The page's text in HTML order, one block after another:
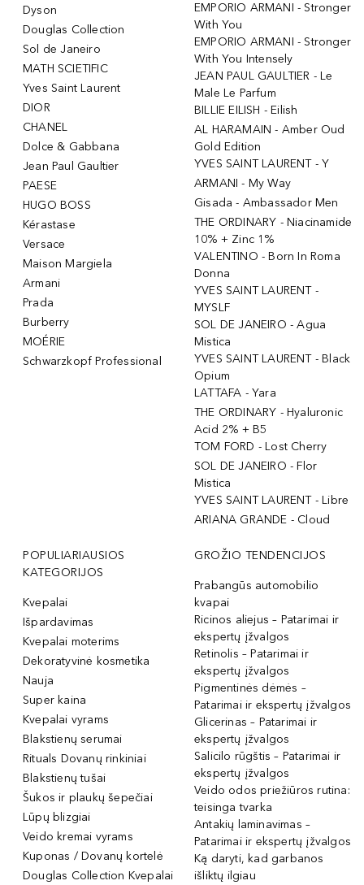
Dyson
Douglas Collection
Sol de Janeiro
MATH SCIETIFIC
Yves Saint Laurent
DIOR
CHANEL
Dolce & Gabbana
Jean Paul Gaultier
PAESE
HUGO BOSS
Kérastase
Versace
Maison Margiela
Armani
Prada
Burberry
MOÉRIE
Schwarzkopf Professional
EMPORIO ARMANI - Stronger
With You
EMPORIO ARMANI - Stronger
With You Intensely
JEAN PAUL GAULTIER - Le
Male Le Parfum
BILLIE EILISH - Eilish
AL HARAMAIN - Amber Oud
Gold Edition
YVES SAINT LAURENT - Y
ARMANI - My Way
Gisada - Ambassador Men
THE ORDINARY - Niacinamide
10% + Zinc 1%
VALENTINO - Born In Roma
Donna
YVES SAINT LAURENT -
MYSLF
SOL DE JANEIRO - Agua
Mistica
YVES SAINT LAURENT - Black
Opium
LATTAFA - Yara
THE ORDINARY - Hyaluronic
Acid 2% + B5
TOM FORD - Lost Cherry
SOL DE JANEIRO - Flor
Mistica
YVES SAINT LAURENT - Libre
ARIANA GRANDE - Cloud
POPULIARIAUSIOS
KATEGORIJOS
Kvepalai
Išpardavimas
Kvepalai moterims
Dekoratyvinė kosmetika
Nauja
Super kaina
Kvepalai vyrams
Blakstienų serumai
Rituals Dovanų rinkiniai
Blakstienų tušai
Šukos ir plaukų šepečiai
Lūpų blizgiai
Veido kremai vyrams
Kuponas / Dovanų kortelė
Douglas Collection Kvepalai
GROŽIO TENDENCIJOS
Prabangūs automobilio
kvapai
Ricinos aliejus – Patarimai ir
ekspertų įžvalgos
Retinolis – Patarimai ir
ekspertų įžvalgos
Pigmentinės dėmės –
Patarimai ir ekspertų įžvalgos
Glicerinas – Patarimai ir
ekspertų įžvalgos
Salicilo rūgštis – Patarimai ir
ekspertų įžvalgos
Veido odos priežiūros rutina:
teisinga tvarka
Antakių laminavimas –
Patarimai ir ekspertų įžvalgos
Ką daryti, kad garbanos
išliktų ilgiau